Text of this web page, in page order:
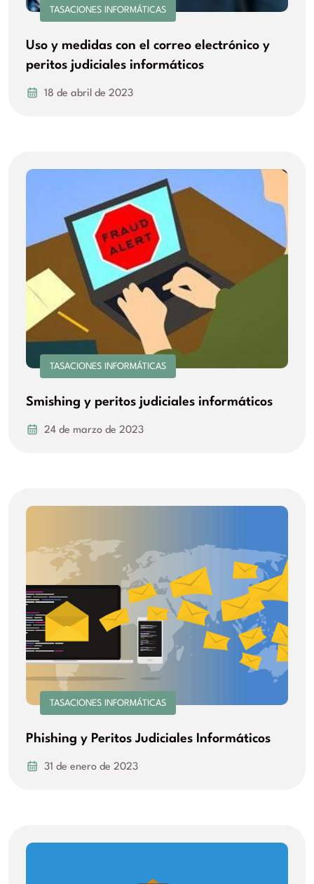
TASACIONES INFORMÁTICAS
Uso y medidas con el correo electrónico y
peritos judiciales informáticos
18 de abril de 2023
TASACIONES INFORMÁTICAS
Smishing y peritos judiciales informáticos
24 de marzo de 2023
TASACIONES INFORMÁTICAS
Phishing y Peritos Judiciales Informáticos
31 de enero de 2023